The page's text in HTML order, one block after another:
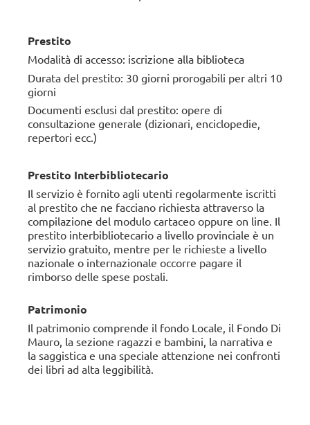
Prestito
Modalità di accesso: iscrizione alla biblioteca
Durata del prestito: 30 giorni prorogabili per altri 10
giorni
Documenti esclusi dal prestito: opere di
consultazione generale (dizionari, enciclopedie,
repertori ecc.)
Prestito Interbibliotecario
Il servizio è fornito agli utenti regolarmente iscritti
al prestito che ne facciano richiesta attraverso la
compilazione del modulo cartaceo oppure on line. Il
prestito interbibliotecario a livello provinciale è un
servizio gratuito, mentre per le richieste a livello
nazionale o internazionale occorre pagare il
rimborso delle spese postali.
Patrimonio
Il patrimonio comprende il fondo Locale, il Fondo Di
Mauro, la sezione ragazzi e bambini, la narrativa e
la saggistica e una speciale attenzione nei confronti
dei libri ad alta leggibilità.